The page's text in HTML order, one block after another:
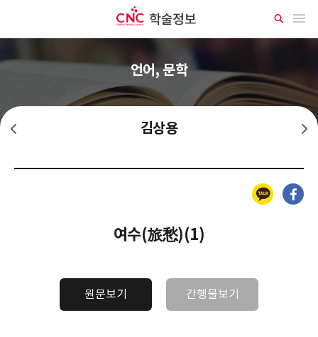
메뉴 열기
상
세
언어, 문학
김상용 김명순
카카오톡 페이스북
여수(旅愁)(1)
원문보기 간행물보기